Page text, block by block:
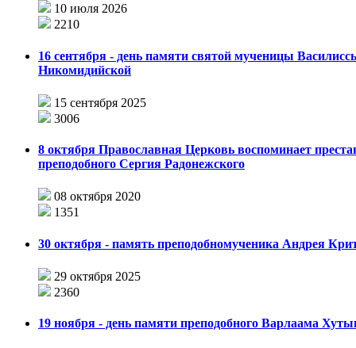
10 июля 2026
2210
16 сентября - день памяти святой мученицы
Никомидийской
15 сентября 2025
3006
8 октября Православная Церковь воспоминает
преподобного Сергия Радонежского
08 октября 2020
1351
30 октября - память преподобномученика Андрея
29 октября 2025
2360
19 ноября - день памяти преподобного Варлаама